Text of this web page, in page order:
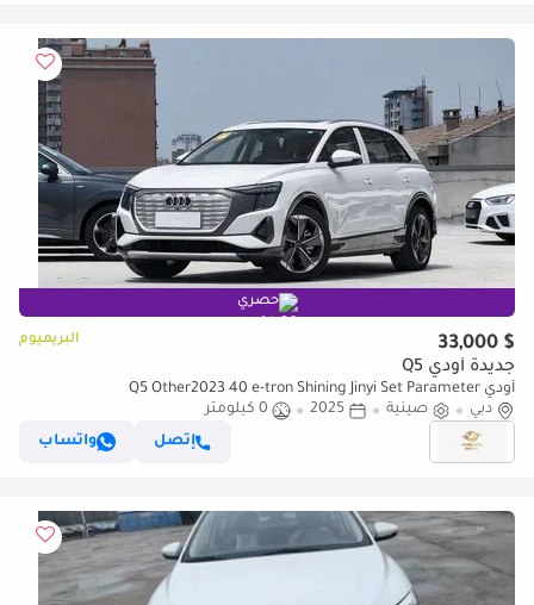
حصري
$ 33,000 البريميوم
جديدة أودي Q5
أودي Q5 Other2023 40 e-tron Shining Jinyi Set Parameter
دبي
صينية 2025
0 كيلومتر
إتصل
واتساب